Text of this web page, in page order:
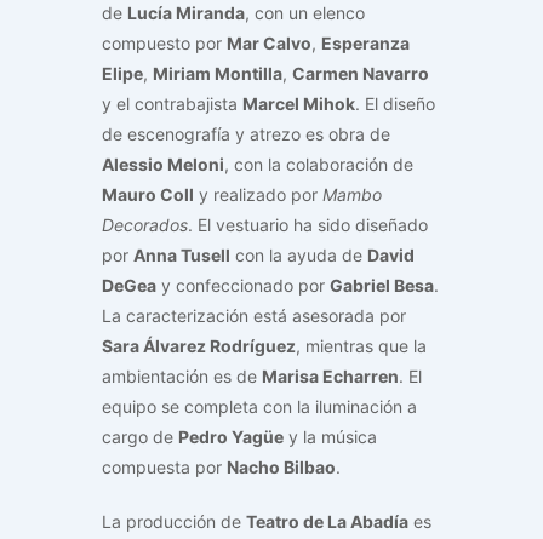
de Lucía Miranda, con un elenco
compuesto por Mar Calvo, Esperanza
Elipe, Miriam Montilla, Carmen Navarro
y el contrabajista Marcel Mihok. El diseño
de escenografía y atrezo es obra de
Alessio Meloni, con la colaboración de
Mauro Coll y realizado por Mambo
Decorados. El vestuario ha sido diseñado
por Anna Tusell con la ayuda de David
DeGea y confeccionado por Gabriel Besa.
La caracterización está asesorada por
Sara Álvarez Rodríguez, mientras que la
ambientación es de Marisa Echarren. El
equipo se completa con la iluminación a
cargo de Pedro Yagüe y la música
compuesta por Nacho Bilbao.
La producción de Teatro de La Abadía es